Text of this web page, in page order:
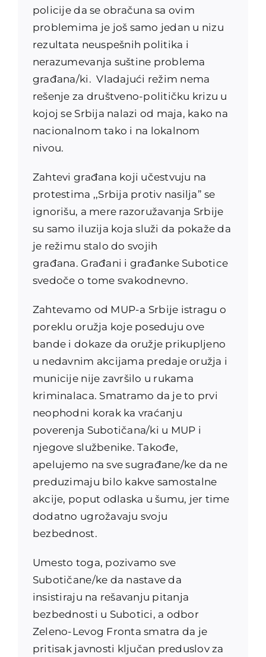
policije da se obračuna sa ovim
problemima je još samo jedan u nizu
rezultata neuspešnih politika i
nerazumevanja suštine problema
građana/ki. Vladajući režim nema
rešenje za društveno-političku krizu u
kojoj se Srbija nalazi od maja, kako na
nacionalnom tako i na lokalnom
nivou.
Zahtevi građana koji učestvuju na
protestima ,,Srbija protiv nasilja” se
ignorišu, a mere razoružavanja Srbije
su samo iluzija koja služi da pokaže da
je režimu stalo do svojih
građana. Građani i građanke Subotice
svedoče o tome svakodnevno.
Zahtevamo od MUP-a Srbije istragu o
poreklu oružja koje poseduju ove
bande i dokaze da oružje prikupljeno
u nedavnim akcijama predaje oružja i
municije nije završilo u rukama
kriminalaca. Smatramo da je to prvi
neophodni korak ka vraćanju
poverenja Subotičana/ki u MUP i
njegove službenike. Takođe,
apelujemo na sve sugrađane/ke da ne
preduzimaju bilo kakve samostalne
akcije, poput odlaska u šumu, jer time
dodatno ugrožavaju svoju
bezbednost.
Umesto toga, pozivamo sve
Subotičane/ke da nastave da
insistiraju na rešavanju pitanja
bezbednosti u Subotici, a odbor
Zeleno-Levog Fronta smatra da je
pritisak javnosti ključan preduslov za